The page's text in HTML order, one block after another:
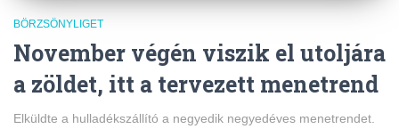
BÖRZSÖNYLIGET
November végén viszik el utoljára
a zöldet, itt a tervezett menetrend
Elküldte a hulladékszállító a negyedik negyedéves menetrendet.